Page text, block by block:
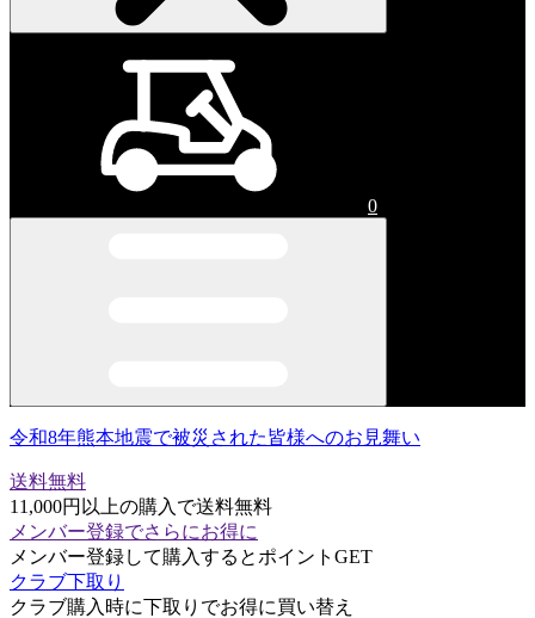
0
令和8年熊本地震で被災された皆様へのお見舞い
送料無料
11,000円以上の購入で送料無料
メンバー登録でさらにお得に
メンバー登録して購入するとポイントGET
クラブ下取り
クラブ購入時に下取りでお得に買い替え